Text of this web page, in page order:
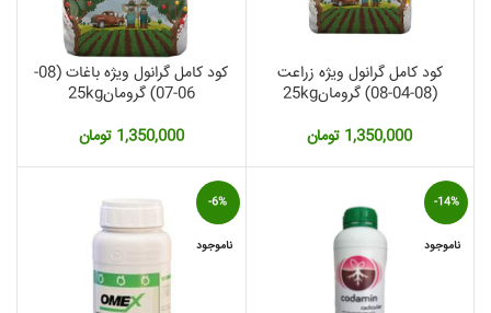
کود کامل گرانول ویژه زراعت
(08-04-08) گرومان25kg
1,350,000 تومان
کود کامل گرانول ویژه باغات (08-
06-07) گرومان25kg
1,350,000 تومان
-14%
ناموجود
-6%
ناموجود